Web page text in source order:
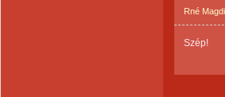
Rné Magdi
Szép!